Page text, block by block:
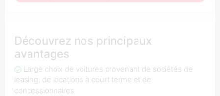
Découvrez nos principaux
avantages
Large choix de voitures provenant de sociétés de
leasing, de locations à court terme et de
concessionnaires